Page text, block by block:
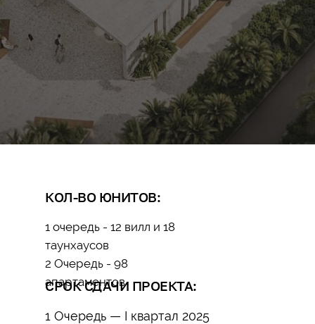
СРОК СДАЧИ ПРОЕКТА:
1 очередь - 12 вилл и 18
таунхаусов
2 Очередь - 98
апартаментов
1 Очередь — I квартал 2025
КОЛ-ВО ЮНИТОВ: